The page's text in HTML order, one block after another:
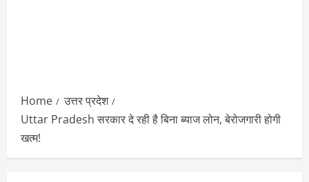
Home
उत्तर प्रदेश
Uttar Pradesh सरकार दे रही है बिना ब्याज लोन, बेरोजगारी होगी
खत्म!